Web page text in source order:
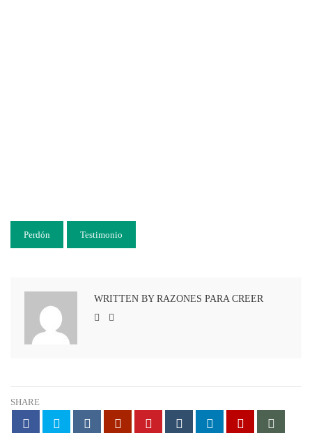
Perdón Testimonio
WRITTEN BY RAZONES PARA CREER
SHARE